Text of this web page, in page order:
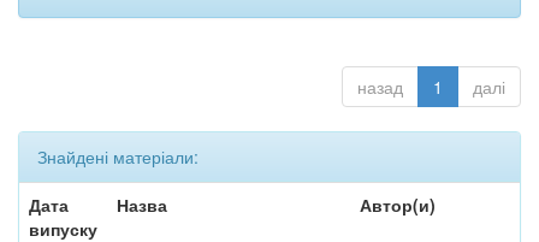
назад 1 далі
Знайдені матеріали:
Дата
випуску
Назва Автор(и)